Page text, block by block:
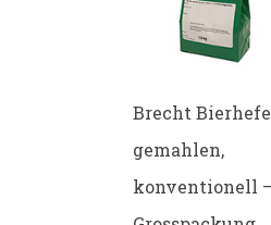
Brecht Bierhefe
gemahlen,
konventionell –